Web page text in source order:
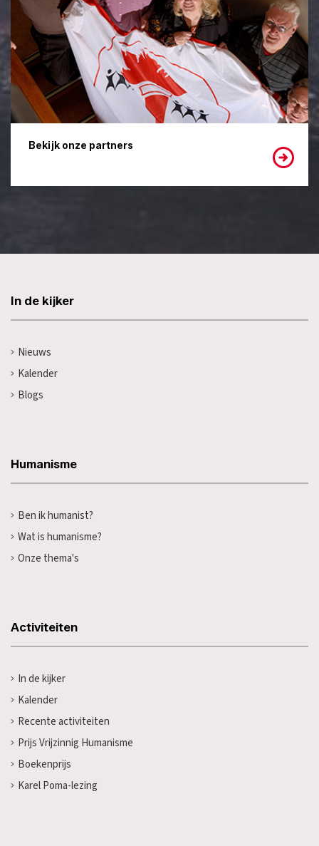
Bekijk onze partners
In de kijker
Nieuws
Kalender
Blogs
Humanisme
Ben ik humanist?
Wat is humanisme?
Onze thema's
Activiteiten
In de kijker
Kalender
Recente activiteiten
Prijs Vrijzinnig Humanisme
Boekenprijs
Karel Poma-lezing